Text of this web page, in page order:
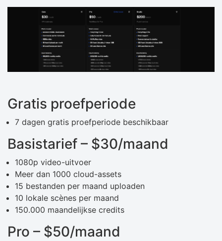
Gratis proefperiode
7 dagen gratis proefperiode beschikbaar
Basistarief – $30/maand
1080p video-uitvoer
Meer dan 1000 cloud-assets
15 bestanden per maand uploaden
10 lokale scènes per maand
150.000 maandelijkse credits
Pro – $50/maand